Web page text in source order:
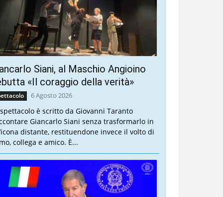
Siani, al Maschio Angioino
«Il coraggio della verità»
6 Agosto 2026
è scritto da Giovanni Taranto
Giancarlo Siani senza trasformarlo in
distante, restituendone invece il volto di
collega e amico. È...